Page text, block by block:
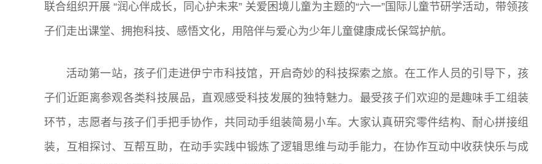
联合组织开展 “润心伴成长，同心护未来” 关爱困境儿童为主题的“六一”国际儿童节研学活动，带领孩
子们走出课堂、拥抱科技、感悟文化，用陪伴与爱心为少年儿童健康成长保驾护航。
活动第一站，孩子们走进伊宁市科技馆，开启奇妙的科技探索之旅。在工作人员的引导下，孩
子们近距离参观各类科技展品，直观感受科技发展的独特魅力。最受孩子们欢迎的是趣味手工组装
环节，志愿者与孩子们手把手协作，共同动手组装简易小车。大家认真研究零件结构、耐心拼接组
装，互相探讨、互帮互助，在动手实践中锻炼了逻辑思维与动手能力，在协作互动中收获快乐与成